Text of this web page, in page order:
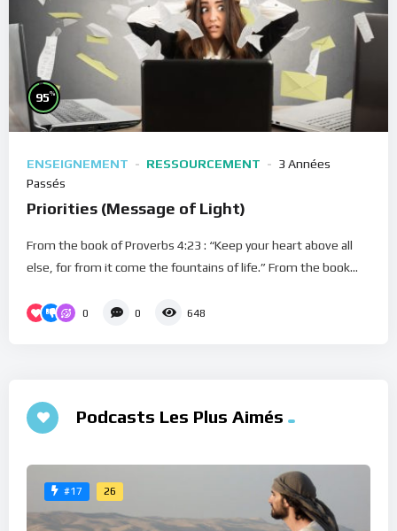
95%
ENSEIGNEMENT RESSOURCEMENT
3 Années
Passés
Priorities (Message of Light)
From the book of Proverbs 4:23 : “Keep your heart above all
else, for from it come the fountains of life.” From the book...
0 0 648
Podcasts Les Plus Aimés
#17 26